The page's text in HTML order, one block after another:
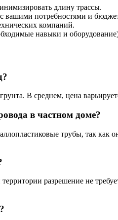
длину трассы.
вашими потребностями и
компаний.
навыки и
В среднем, цена
в частном доме?
трубы, так
разрешение не